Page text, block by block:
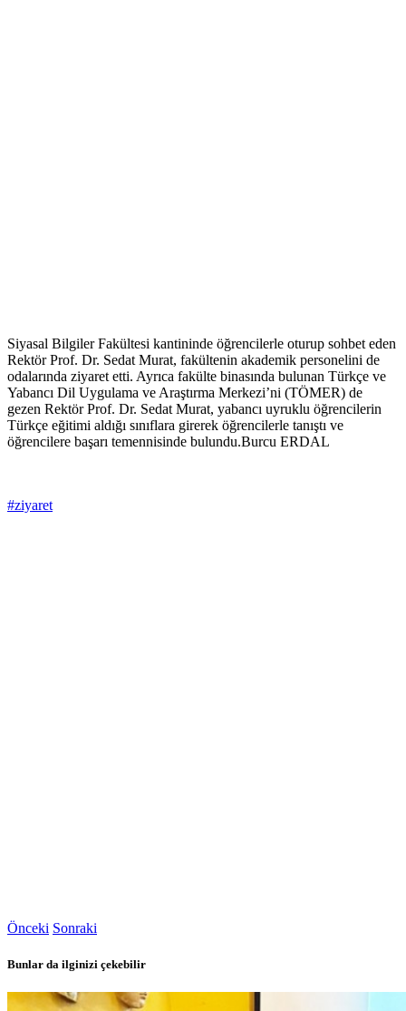
Siyasal Bilgiler Fakültesi kantininde öğrencilerle oturup sohbet eden
Rektör Prof. Dr. Sedat Murat, fakültenin akademik personelini de
odalarında ziyaret etti. Ayrıca fakülte binasında bulunan Türkçe ve
Yabancı Dil Uygulama ve Araştırma Merkezi’ni (TÖMER) de
gezen Rektör Prof. Dr. Sedat Murat, yabancı uyruklu öğrencilerin
Türkçe eğitimi aldığı sınıflara girerek öğrencilerle tanıştı ve
öğrencilere başarı temennisinde bulundu.Burcu ERDAL
#ziyaret
Önceki Sonraki
Bunlar da ilginizi çekebilir